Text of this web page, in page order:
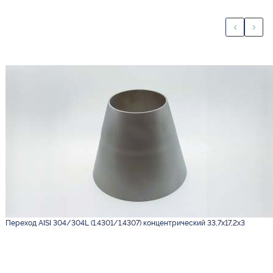
Переход AISI 304/304L (1.4301/1.4307) концентрический 33,7х17,2х3